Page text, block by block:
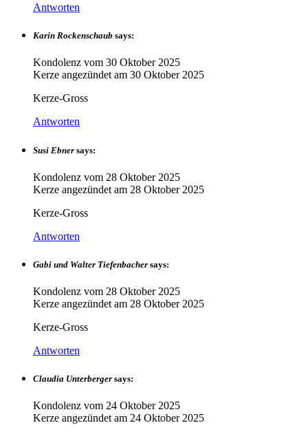
Antworten
Karin Rockenschaub says:
Kondolenz vom 30 Oktober 2025
Kerze angezündet am 30 Oktober 2025
Kerze-Gross
Antworten
Susi Ebner says:
Kondolenz vom 28 Oktober 2025
Kerze angezündet am 28 Oktober 2025
Kerze-Gross
Antworten
Gabi und Walter Tiefenbacher says:
Kondolenz vom 28 Oktober 2025
Kerze angezündet am 28 Oktober 2025
Kerze-Gross
Antworten
Claudia Unterberger says:
Kondolenz vom 24 Oktober 2025
Kerze angezündet am 24 Oktober 2025